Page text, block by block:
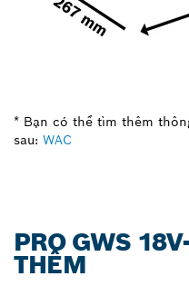
* Bạn có thể tìm thêm
sau: WAC
PRO GWS
THÊM